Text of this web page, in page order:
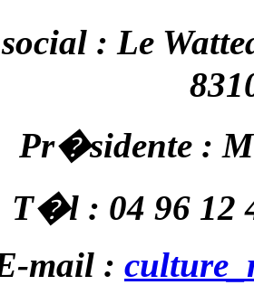
: Le
Pr�sidente :
T�l : 04 96 12
mail :